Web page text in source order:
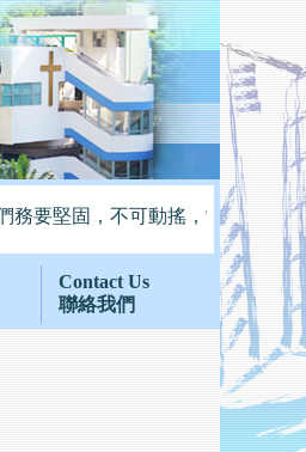
要堅固，不可動搖，常常竭力多作
Contact Us
聯絡我們